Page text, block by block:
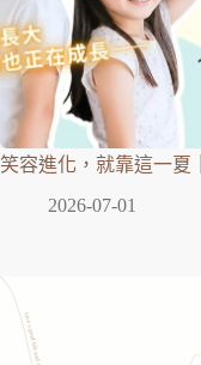
笑容進化，就靠這一夏
2026-07-01